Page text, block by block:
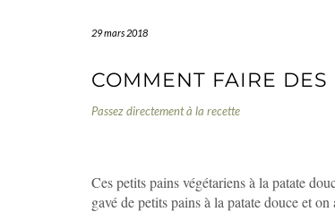
29 mars 2018
COMMENT FAIRE
Passez directement à la recette
Ces petits pains végétariens à la patate
gavé de petits pains à la patate douce et